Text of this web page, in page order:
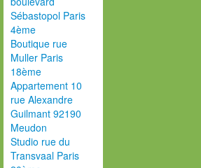
Sébastopol Paris
4ème
Boutique rue
Muller Paris
18ème
Appartement 10
rue Alexandre
Guilmant 92190
Meudon
Studio rue du
Transvaal Paris